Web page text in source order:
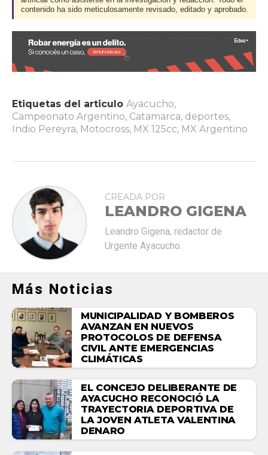
contenido ha sido meticulosamente revisado, editado y aprobado.
Etiquetas del articulo Ayacucho,
Campeonato Argentino, Catamarca, deportes,
Indio Pereyra, Motocross, MX 125cc, MX Argentino
CREADA POR
LEANDRO GIGENA
Leandro Gigena, redactor de
Urgente Ayacucho.
Más Noticias
MUNICIPALIDAD Y BOMBEROS
AVANZAN EN NUEVOS
PROTOCOLOS DE DEFENSA
CIVIL ANTE EMERGENCIAS
CLIMÁTICAS
EL CONCEJO DELIBERANTE DE
AYACUCHO RECONOCIÓ LA
TRAYECTORIA DEPORTIVA DE
LA JOVEN ATLETA VALENTINA
DENARO